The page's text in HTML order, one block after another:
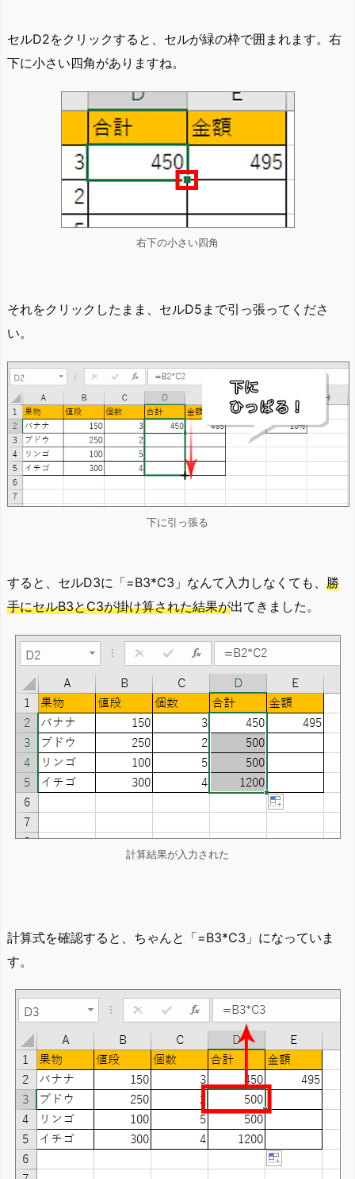
セルD2をクリックすると、セルが緑の枠で囲まれます。右
下に小さい四角がありますね。
右下の小さい四角
それをクリックしたまま、セルD5まで引っ張ってくださ
い。
下に引っ張る
すると、セルD3に「=B3*C3」なんて入力しなくても、 勝
手にセルB3とC3が掛け算された結果が出てきました。
計算結果が入力された
計算式を確認すると、ちゃんと「=B3*C3」になっていま
す。